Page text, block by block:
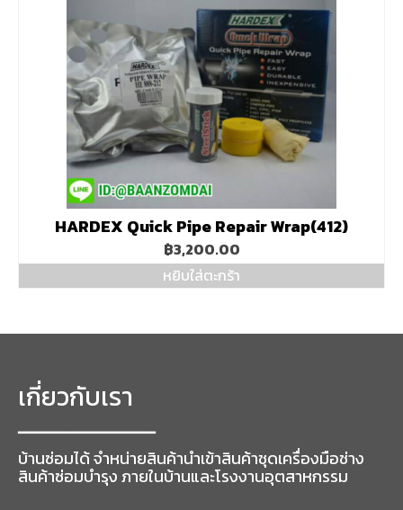
The
options
may
be
chosen
on
the
product
page
HARDEX Quick Pipe Repair Wrap(412)
฿3,200.00
หยิบใส่ตะกร้า
เกี่ยวกับเรา
━━━━━━━━━━━━━━━━━
บ้านซ่อมได้ จำหน่ายสินค้านำเข้าสินค้าชุดเครื่องมือช่าง
สินค้าซ่อมบำรุง ภายในบ้านและโรงงานอุตสาหกรรม